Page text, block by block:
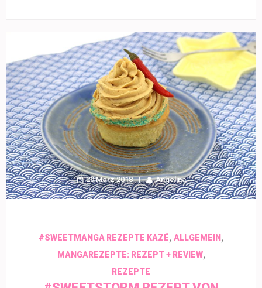
20 März 2018 Angelina
#SWEETMANGA REZEPTE KAZÉ, ALLGEMEIN,
MANGAREZEPTE: REZEPT + REVIEW,
REZEPTE